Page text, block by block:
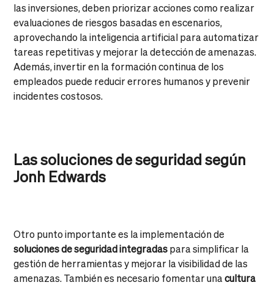
las inversiones, deben priorizar acciones como realizar
evaluaciones de riesgos basadas en escenarios,
aprovechando la inteligencia artificial para automatizar
tareas repetitivas y mejorar la detección de amenazas.
Además, invertir en la formación continua de los
empleados puede reducir errores humanos y prevenir
incidentes costosos.
Las soluciones de seguridad según
Jonh Edwards
Otro punto importante es la implementación de
soluciones de seguridad integradaspara simplificar la
gestión de herramientas y mejorar la visibilidad de las
amenazas. También es necesario fomentar unacultura